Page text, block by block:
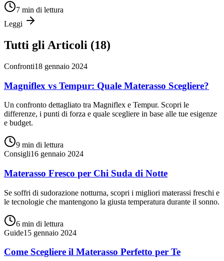
7 min di lettura
Leggi
Tutti gli Articoli (18)
Confronti18 gennaio 2024
Magniflex vs Tempur: Quale Materasso Scegliere?
Un confronto dettagliato tra Magniflex e Tempur. Scopri le
differenze, i punti di forza e quale scegliere in base alle tue esigenze
e budget.
9 min di lettura
Consigli16 gennaio 2024
Materasso Fresco per Chi Suda di Notte
Se soffri di sudorazione notturna, scopri i migliori materassi freschi e
le tecnologie che mantengono la giusta temperatura durante il sonno.
6 min di lettura
Guide15 gennaio 2024
Come Scegliere il Materasso Perfetto per Te